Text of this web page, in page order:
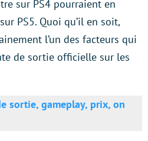
sur PS4 pourraient en
PS5. Quoi qu’il en soit,
l’un des facteurs qui
de sortie officielle sur les
sortie, gameplay, prix, on